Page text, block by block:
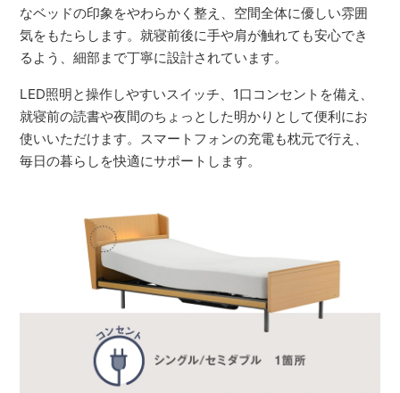
なベッドの印象をやわらかく整え、空間全体に優しい雰囲
気をもたらします。就寝前後に手や肩が触れても安心でき
るよう、細部まで丁寧に設計されています。
LED照明と操作しやすいスイッチ、1口コンセントを備え、
就寝前の読書や夜間のちょっとした明かりとして便利にお
使いいただけます。スマートフォンの充電も枕元で行え、
毎日の暮らしを快適にサポートします。